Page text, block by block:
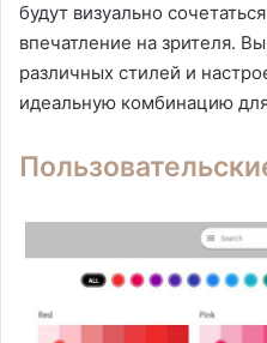
будут визуально
впечатление на зрителя.
различных стилей и
идеальную комбинацию